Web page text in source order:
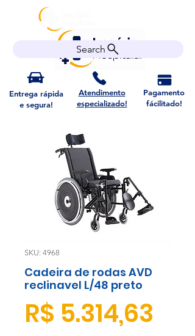
Search
Entrega rápida
e segura!
Atendimento
especializado!
Pagamento
fácilitado!
SKU: 4968
Cadeira de rodas AVD
reclinavel L/48 preto
R$ 5.314,63